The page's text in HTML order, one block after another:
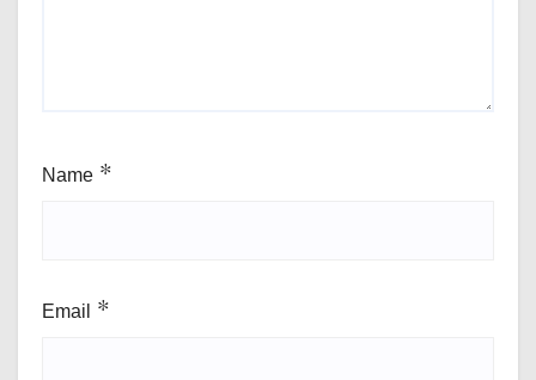
Name *
Email *